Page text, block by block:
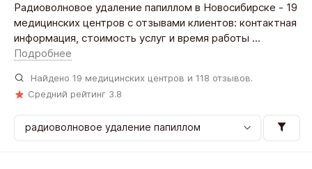
Радиоволновое удаление папиллом в Новосибирске - 19
медицинских центров с отзывами клиентов: контактная
информация, стоимость услуг и время работы ...
Подробнее
Найдено 19 медицинских центров и 118 отзывов.
Средний рейтинг 3.8